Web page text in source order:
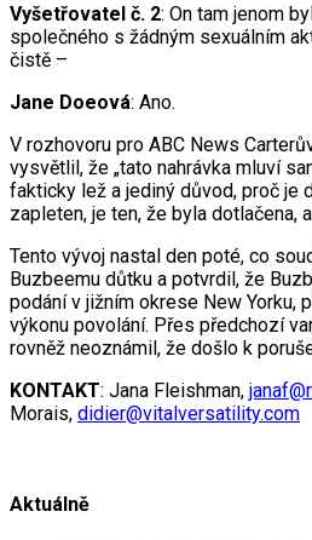
Vyšetřovatel č. 2: On tam jenom
společného s žádným sexuálním
čistě –
Jane Doeová: Ano.
V rozhovoru pro ABC News
vysvětlil, že „tato nahrávka mluví
fakticky lež a jediný důvod, proč je
zapleten, je ten, že byla dotlačena,
Tento vývoj nastal den poté, co
Buzbeemu důtku a potvrdil, že
podání v jižním okrese New Yorku,
výkonu povolání. Přes předchozí
rovněž neoznámil, že došlo k
KONTAKT: Jana Fleishman,
Morais, didier@vitalversatility.com
Aktuálně